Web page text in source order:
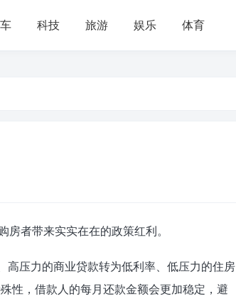
科技 旅游 娱乐 体育
房者带来实实在在的政策红利。
高压力的商业贷款转为低利率、低压力的住房
性，借款人的每月还款金额会更加稳定，避